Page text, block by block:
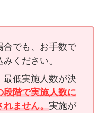
合でも、お手数で
ください。
最低実施人数が決
段階で実施人数に
れません。実施が